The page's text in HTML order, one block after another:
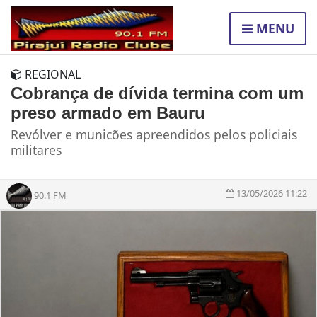
MENU
REGIONAL
Cobrança de dívida termina com um
preso armado em Bauru
Revólver e municões apreendidos pelos policiais
militares
90.1 FM 13/05/2026 11:22